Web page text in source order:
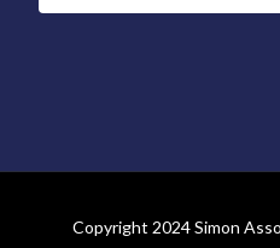
Copyright 2024 Simon